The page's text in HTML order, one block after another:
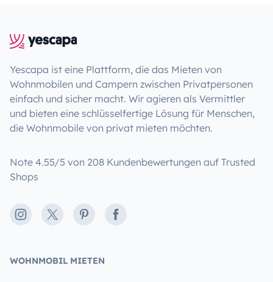
Yescapa ist eine Plattform, die das Mieten von
Wohnmobilen und Campern zwischen Privatpersonen
einfach und sicher macht. Wir agieren als Vermittler
und bieten eine schlüsselfertige Lösung für Menschen,
die Wohnmobile von privat mieten möchten.
Note 4.55/5 von 208 Kundenbewertungen auf Trusted
Shops
Instagram
X PinterestFacebook
WOHNMOBIL MIETEN